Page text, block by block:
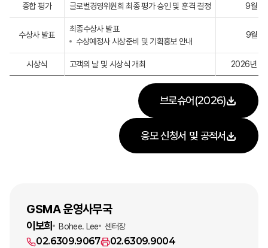
종합 평가 글로벌경영위원회 최종 평가 승인 및 훈격 결정 9월
수상사 발표
최종수상사 발표
수상예정사 시상준비 및 기획홍보 안내
9월
시상식 고객의 날 및 시상식 개최 2026년 11
브로슈어(2026)
응모 신청서 및 공적서
GSMA 운영사무국
이보희 Bohee. Lee 센터장
02.6309.9067
02.6309.9004